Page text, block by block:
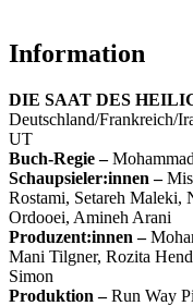
Information
DIE SAAT DES
Deutschland/Frankreich/
UT
Buch-Regie –
Schaupsieler:innen –
Rostami, Setareh Maleki,
Ordooei, Amineh Arani
Produzent:innen –
Mani Tilgner, Rozita
Simon
Produktion –Run Way